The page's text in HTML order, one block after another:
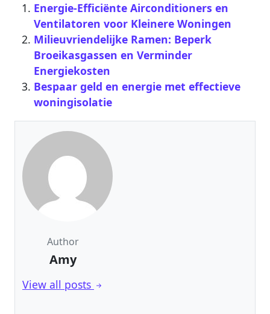
Energie-Efficiënte Airconditioners en
Ventilatoren voor Kleinere Woningen
Milieuvriendelijke Ramen: Beperk
Broeikasgassen en Verminder
Energiekosten
Bespaar geld en energie met effectieve
woningisolatie
Author
Amy
View all posts